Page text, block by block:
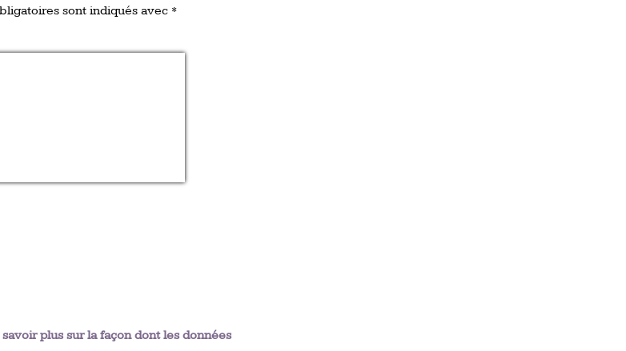
sont indiqués avec *
savoir plus sur la façon dont les données